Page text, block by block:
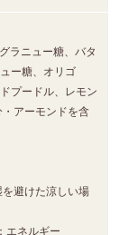
ラニュー糖、バタ
ー糖、オリゴ
プードル、レモン
アーモンドを含
避けた涼しい場
エネルギー